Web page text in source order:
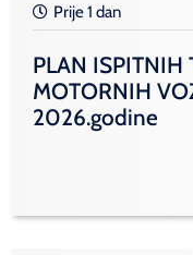
Prije 1 dan
PLAN ISPITNIH
MOTORNIH
2026.godine